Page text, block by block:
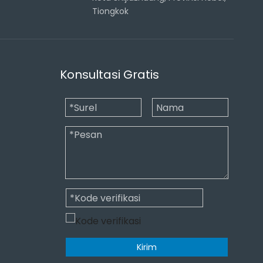
Tiongkok
Konsultasi Gratis
Kirim